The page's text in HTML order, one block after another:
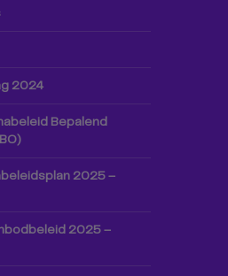
2024
Bepalend
2025 –
2025 –